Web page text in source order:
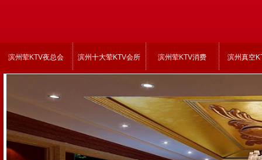
滨州荤KTV夜总会 滨州十大荤KTV会所 滨州荤KTV消费 滨州真空